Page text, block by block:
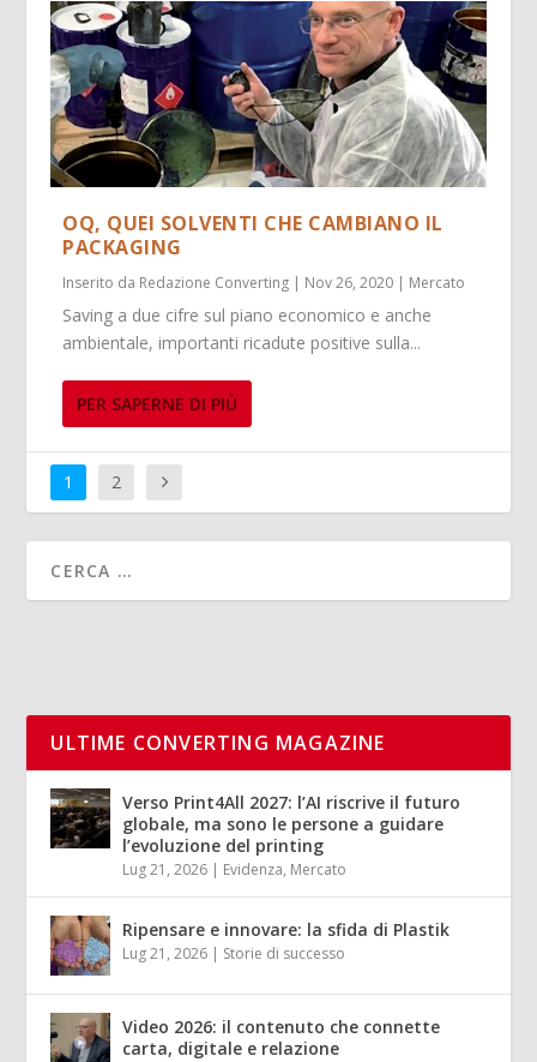
OQ, QUEI SOLVENTI CHE CAMBIANO IL
PACKAGING
Inserito da Redazione Converting | Nov 26, 2020 | Mercato
Saving a due cifre sul piano economico e anche
ambientale, importanti ricadute positive sulla...
PER SAPERNE DI PIÙ
1 2
ULTIME CONVERTING MAGAZINE
Verso Print4All 2027: l’AI riscrive il futuro
globale, ma sono le persone a guidare
l’evoluzione del printing
Lug 21, 2026 | Evidenza, Mercato
Ripensare e innovare: la sfida di Plastik
Lug 21, 2026 | Storie di successo
Video 2026: il contenuto che connette
carta, digitale e relazione